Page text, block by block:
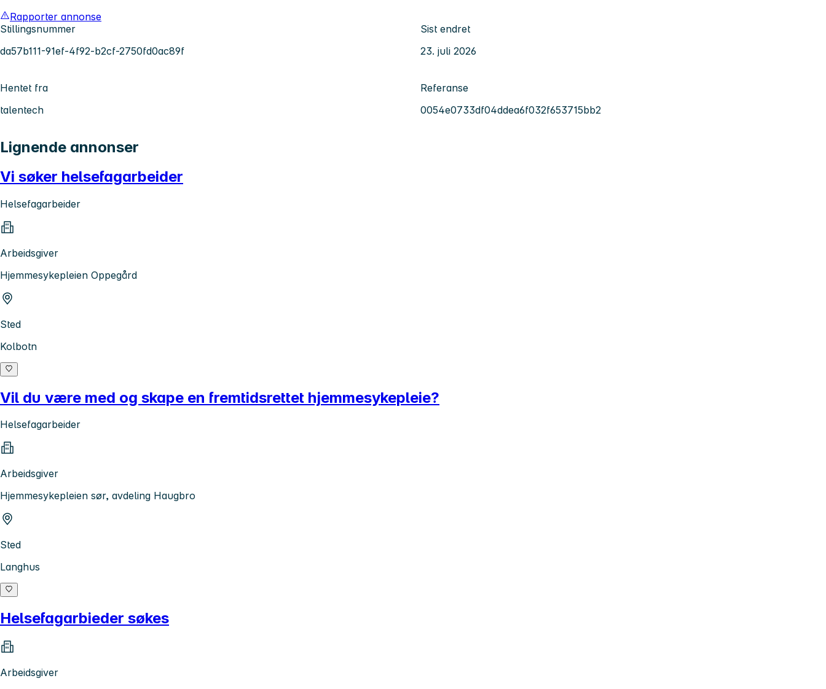
Rapporter annonse
Stillingsnummer
da57b111-91ef-4f92-b2cf-2750fd0ac89f
Sist endret
23. juli 2026
Hentet fra
talentech
Referanse
0054e0733df04ddea6f032f653715bb2
Lignende annonser
Vi søker helsefagarbeider
Helsefagarbeider
Arbeidsgiver
Hjemmesykepleien Oppegård
Sted
Kolbotn
Vil du være med og skape en fremtidsrettet hjemmesykepleie?
Helsefagarbeider
Arbeidsgiver
Hjemmesykepleien sør, avdeling Haugbro
Sted
Langhus
Helsefagarbieder søkes
Arbeidsgiver